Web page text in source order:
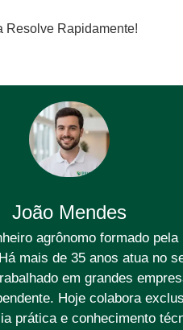
Resolve Rapidamente!
João Mendes
agrônomo formado
mais de 35 anos atua no
em grandes
Hoje colabora
prática e conhecimento